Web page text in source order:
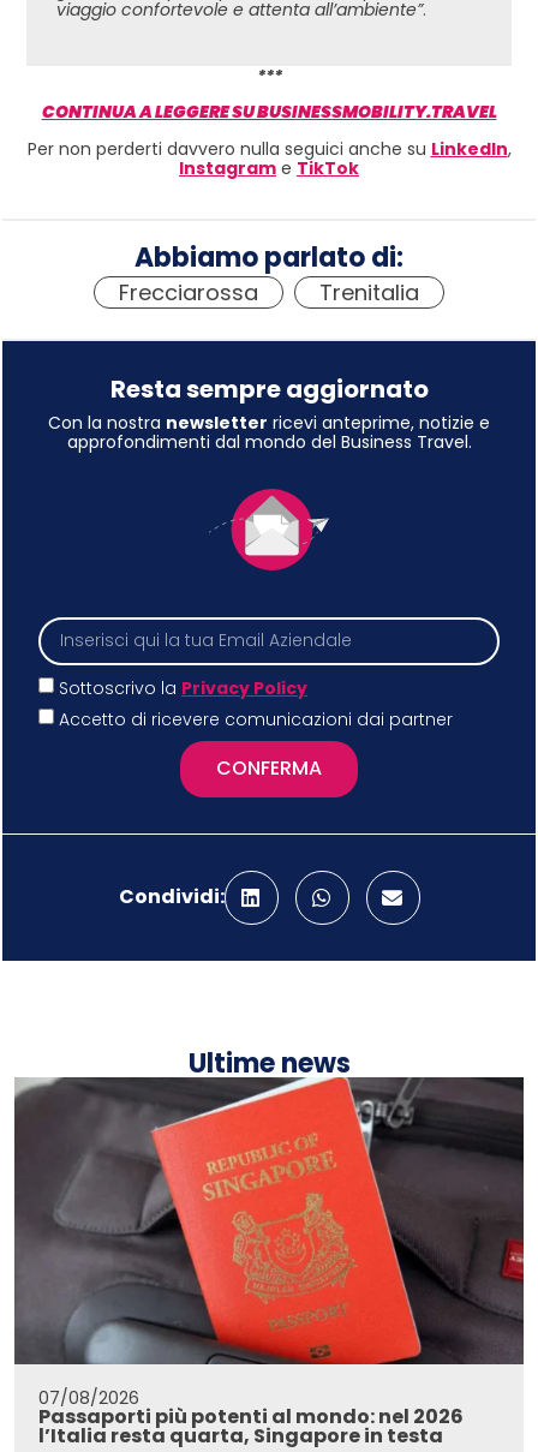
viaggio confortevole e attenta all’ambiente”.
***
CONTINUA A LEGGERE SU BUSINESSMOBILITY.TRAVEL
Per non perderti davvero nulla seguici anche su LinkedIn,
Instagram e TikTok
Abbiamo parlato di:
Frecciarossa Trenitalia
Resta sempre aggiornato
Con la nostra newsletter ricevi anteprime, notizie e
approfondimenti dal mondo del Business Travel.
Sottoscrivo la Privacy Policy
Accetto di ricevere comunicazioni dai partner
CONFERMA
Condividi:
Ultime news
07/08/2026
Passaporti più potenti al mondo: nel 2026
l’Italia resta quarta, Singapore in testa